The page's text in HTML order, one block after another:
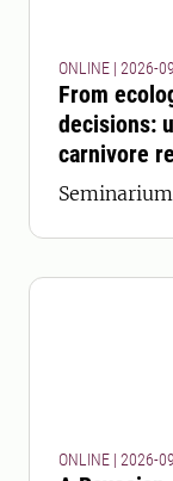
ONLINE | 2026-
From
decisions:
carnivore
ONLINE | 2026-